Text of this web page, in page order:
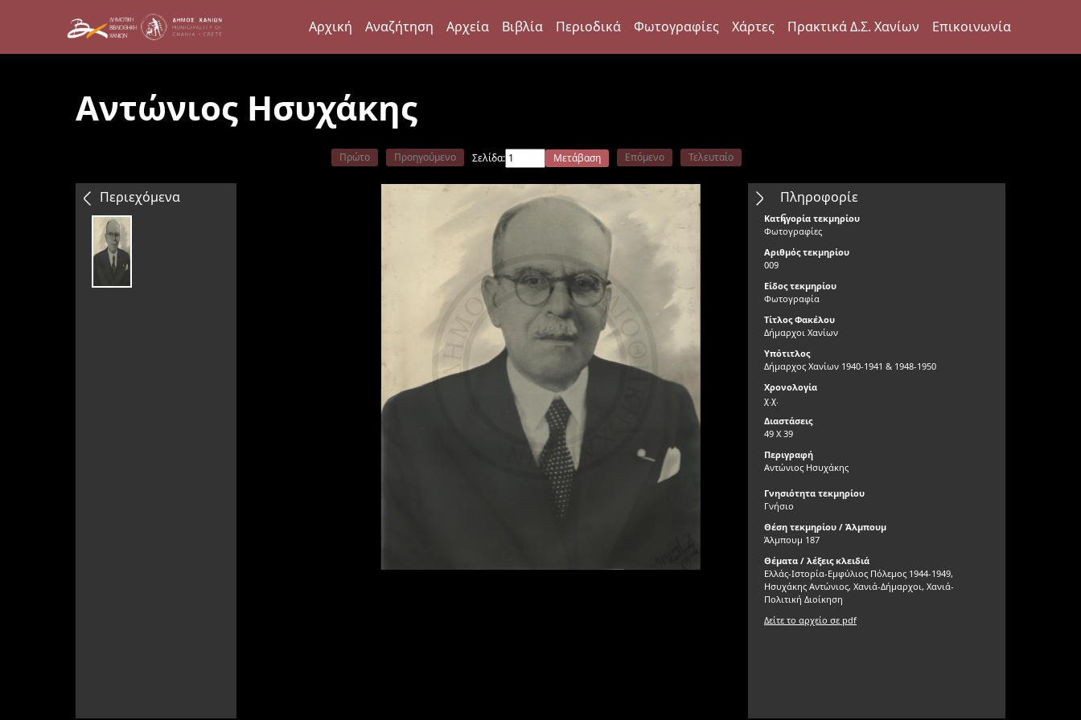
Αρχική Αναζήτηση Αρχεία Βιβλία Περιοδικά Φωτογραφίες Χάρτες Πρακτικά Δ.Σ. Χανίων Επικοινωνία
Αντώνιος Ησυχάκης
Περιεχόμενα
Πρώτο Προηγούμενο Σελίδα: Μετάβαση Επόμενο Τελευταίο
Πληροφορίε
ς
Κατηγορία τεκμηρίου
Φωτογραφίες
Αριθμός τεκμηρίου
009
Είδος τεκμηρίου
Φωτογραφία
Τίτλος Φακέλου
Δήμαρχοι Χανίων
Υπότιτλος
Δήμαρχος Χανίων 1940-1941 & 1948-1950
Χρονολογία
χ.χ.
Διαστάσεις
49 Χ 39
Περιγραφή
Αντώνιος Ησυχάκης
Γνησιότητα τεκμηρίου
Γνήσιο
Θέση τεκμηρίου / Άλμπουμ
Άλμπουμ 187
Θέματα / λέξεις κλειδιά
Ελλάς-Ιστορία-Εμφύλιος Πόλεμος 1944-1949,
Ησυχάκης Αντώνιος, Χανιά-Δήμαρχοι, Χανιά-
Πολιτική Διοίκηση
Δείτε το αρχείο σε pdf